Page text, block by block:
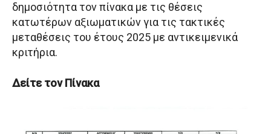
δημοσιότητα τον πίνακα με τις θέσεις
κατωτέρων αξιωματικών για τις τακτικές
μεταθέσεις του έτους 2025 με αντικειμενικά
κριτήρια.
Δείτε τον Πίνακα